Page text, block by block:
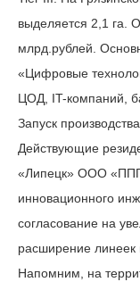
выделяется 2,1 га.
млрд.рублей.
«Цифровые
ЦОД, IT-компаний,
Запуск
Действующие
«Липецк» ООО
инновационного
согласование на
расширение линеек
Напомним, на